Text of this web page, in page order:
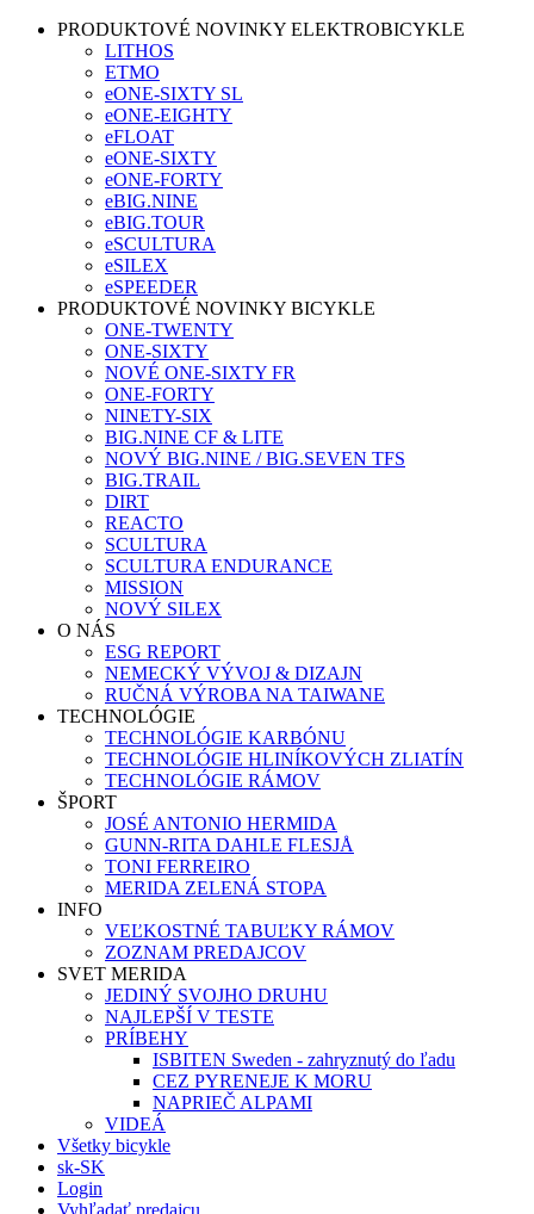
PRODUKTOVÉ NOVINKY ELEKTROBICYKLE
LITHOS
ETMO
eONE-SIXTY SL
eONE-EIGHTY
eFLOAT
eONE-SIXTY
eONE-FORTY
eBIG.NINE
eBIG.TOUR
eSCULTURA
eSILEX
eSPEEDER
PRODUKTOVÉ NOVINKY BICYKLE
ONE-TWENTY
ONE-SIXTY
NOVÉ ONE-SIXTY FR
ONE-FORTY
NINETY-SIX
BIG.NINE CF & LITE
NOVÝ BIG.NINE / BIG.SEVEN TFS
BIG.TRAIL
DIRT
REACTO
SCULTURA
SCULTURA ENDURANCE
MISSION
NOVÝ SILEX
O NÁS
ESG REPORT
NEMECKÝ VÝVOJ & DIZAJN
RUČNÁ VÝROBA NA TAIWANE
TECHNOLÓGIE
TECHNOLÓGIE KARBÓNU
TECHNOLÓGIE HLINÍKOVÝCH ZLIATÍN
TECHNOLÓGIE RÁMOV
ŠPORT
JOSÉ ANTONIO HERMIDA
GUNN-RITA DAHLE FLESJÅ
TONI FERREIRO
MERIDA ZELENÁ STOPA
INFO
VEĽKOSTNÉ TABUĽKY RÁMOV
ZOZNAM PREDAJCOV
SVET MERIDA
JEDINÝ SVOJHO DRUHU
NAJLEPŠÍ V TESTE
PRÍBEHY
ISBITEN Sweden - zahryznutý do ľadu
CEZ PYRENEJE K MORU
NAPRIEČ ALPAMI
VIDEÁ
Všetky bicykle
sk-SK
Login
Vyhľadať predajcu